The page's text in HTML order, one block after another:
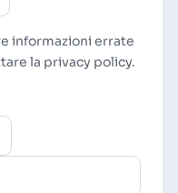
informazioni errate
la privacy policy.